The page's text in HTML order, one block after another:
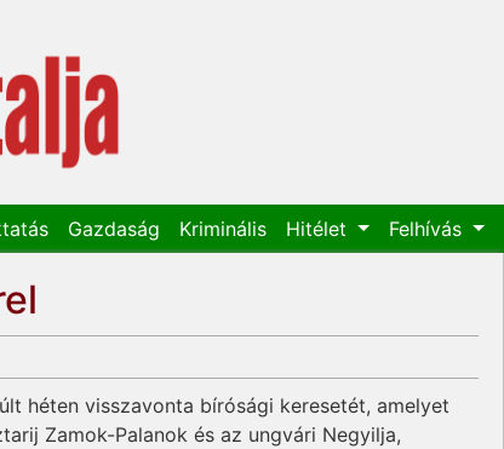
Gazdaság Kriminális Hitélet Felhívás
héten visszavonta bírósági keresetét, amelyet
Zamok-Palanok és az ungvári Negyilja,